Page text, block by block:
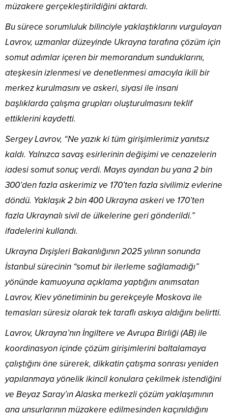
müzakere gerçekleştirildiğini aktardı.
Bu sürece sorumluluk bilinciyle yaklaştıklarını vurgulayan
Lavrov, uzmanlar düzeyinde Ukrayna tarafına çözüm için
somut adımlar içeren bir memorandum sunduklarını,
ateşkesin izlenmesi ve denetlenmesi amacıyla ikili bir
merkez kurulmasını ve askeri, siyasi ile insani
başlıklarda çalışma grupları oluşturulmasını teklif
ettiklerini kaydetti.
Sergey Lavrov, “Ne yazık ki tüm girişimlerimiz yanıtsız
kaldı. Yalnızca savaş esirlerinin değişimi ve cenazelerin
iadesi somut sonuç verdi. Mayıs ayından bu yana 2 bin
300’den fazla askerimiz ve 170’ten fazla sivilimiz evlerine
döndü. Yaklaşık 2 bin 400 Ukrayna askeri ve 170’ten
fazla Ukraynalı sivil de ülkelerine geri gönderildi.”
ifadelerini kullandı.
Ukrayna Dışişleri Bakanlığının 2025 yılının sonunda
İstanbul sürecinin “somut bir ilerleme sağlamadığı”
yönünde kamuoyuna açıklama yaptığını anımsatan
Lavrov, Kiev yönetiminin bu gerekçeyle Moskova ile
temasları süresiz olarak tek taraflı askıya aldığını belirtti.
Lavrov, Ukrayna’nın İngiltere ve Avrupa Birliği (AB) ile
koordinasyon içinde çözüm girişimlerini baltalamaya
çalıştığını öne sürerek, dikkatin çatışma sonrası yeniden
yapılanmaya yönelik ikincil konulara çekilmek istendiğini
ve Beyaz Saray’ın Alaska merkezli çözüm yaklaşımının
ana unsurlarının müzakere edilmesinden kaçınıldığını